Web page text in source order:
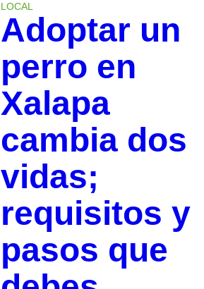
LOCAL
Adoptar un
perro en
Xalapa
cambia dos
vidas;
requisitos y
pasos que